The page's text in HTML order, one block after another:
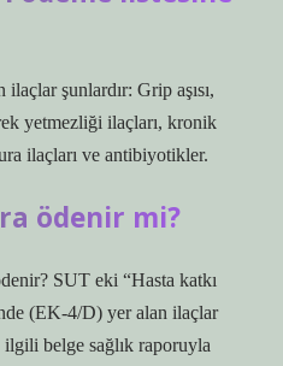
şunlardır: Grip aşısı,
yetmezliği ilaçları, kronik
ilaçları ve antibiyotikler.
ödenir mi?
SUT eki “Hasta katkı
(EK-4/D) yer alan ilaçlar
belge sağlık raporuyla